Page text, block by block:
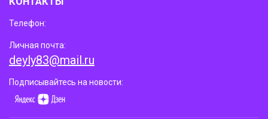
Телефон:
Личная почта:
deyly83@mail.ru
Подписывайтесь на новости: